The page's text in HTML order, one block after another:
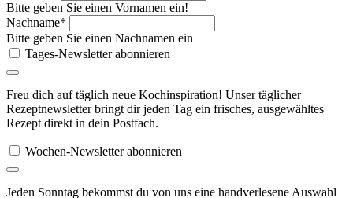
Bitte geben Sie einen Vornamen ein!
Nachname*
Bitte geben Sie einen Nachnamen ein
Tages-Newsletter abonnieren
Freu dich auf täglich neue Kochinspiration! Unser täglicher
Rezeptnewsletter bringt dir jeden Tag ein frisches, ausgewähltes
Rezept direkt in dein Postfach.
Wochen-Newsletter abonnieren
Jeden Sonntag bekommst du von uns eine handverlesene Auswahl